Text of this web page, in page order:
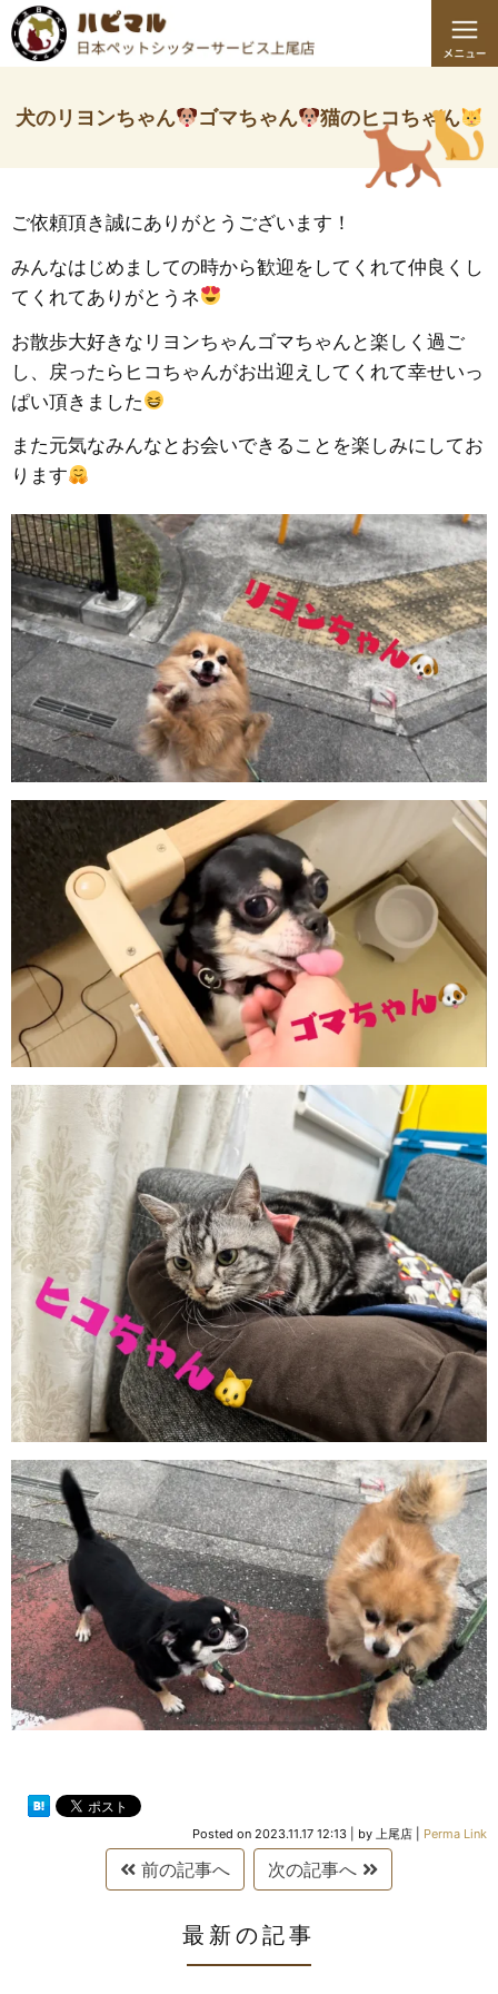
犬のリヨンちゃん ゴマちゃん 猫のヒコちゃん
ご依頼頂き誠にありがとうございます！
みんなはじめましての時から歓迎をしてくれて仲良くし
てくれてありがとうネ
お散歩大好きなリヨンちゃんゴマちゃんと楽しく過ご
し、戻ったらヒコちゃんがお出迎えしてくれて幸せいっ
ぱい頂きました
また元気なみんなとお会いできることを楽しみにしてお
ります
Posted on 2023.11.17 12:13 by 上尾店 Perma Link
前の記事へ 次の記事へ
最新の記事